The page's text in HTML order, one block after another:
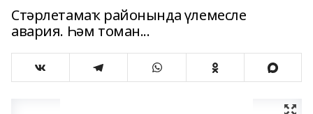
Стәрлетамаҡ районында үлемесле
авария. Һәм томан...